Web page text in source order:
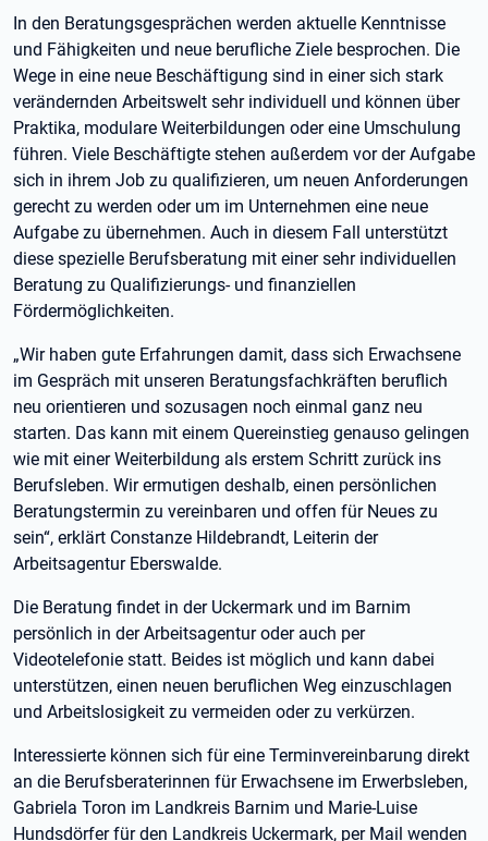
In den Beratungsgesprächen werden aktuelle Kenntnisse
und Fähigkeiten und neue berufliche Ziele besprochen. Die
Wege in eine neue Beschäftigung sind in einer sich stark
verändernden Arbeitswelt sehr individuell und können über
Praktika, modulare Weiterbildungen oder eine Umschulung
führen. Viele Beschäftigte stehen außerdem vor der Aufgabe
sich in ihrem Job zu qualifizieren, um neuen Anforderungen
gerecht zu werden oder um im Unternehmen eine neue
Aufgabe zu übernehmen. Auch in diesem Fall unterstützt
diese spezielle Berufsberatung mit einer sehr individuellen
Beratung zu Qualifizierungs- und finanziellen
Fördermöglichkeiten.
„Wir haben gute Erfahrungen damit, dass sich Erwachsene
im Gespräch mit unseren Beratungsfachkräften beruflich
neu orientieren und sozusagen noch einmal ganz neu
starten. Das kann mit einem Quereinstieg genauso gelingen
wie mit einer Weiterbildung als erstem Schritt zurück ins
Berufsleben. Wir ermutigen deshalb, einen persönlichen
Beratungstermin zu vereinbaren und offen für Neues zu
sein“, erklärt Constanze Hildebrandt, Leiterin der
Arbeitsagentur Eberswalde.
Die Beratung findet in der Uckermark und im Barnim
persönlich in der Arbeitsagentur oder auch per
Videotelefonie statt. Beides ist möglich und kann dabei
unterstützen, einen neuen beruflichen Weg einzuschlagen
und Arbeitslosigkeit zu vermeiden oder zu verkürzen.
Interessierte können sich für eine Terminvereinbarung direkt
an die Berufsberaterinnen für Erwachsene im Erwerbsleben,
Gabriela Toron im Landkreis Barnim und Marie-Luise
Hundsdörfer für den Landkreis Uckermark, per Mail wenden